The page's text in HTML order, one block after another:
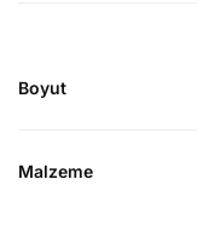
Boyut
Malzeme